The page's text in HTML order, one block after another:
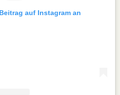
auf Instagram an